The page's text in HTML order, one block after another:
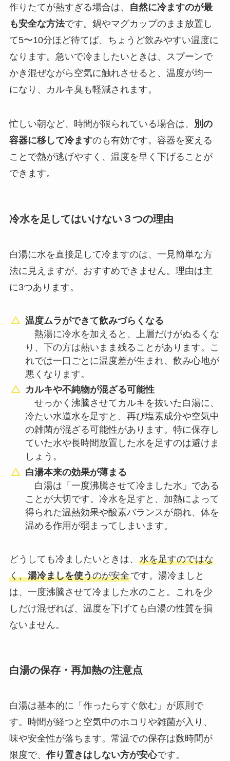
作りたてが熱すぎる場合は、
自然に冷ますのが最
も安全な方法です。鍋やマグカップのまま放置し
て5〜10分ほど待てば、ちょうど飲みやすい温度に
なります。急いで冷ましたいときは、スプーンで
かき混ぜながら空気に触れさせると、温度が均一
になり、カルキ臭も軽減されます。
忙しい朝など、時間が限られている場合は、
別の
容器に移して冷ますのも有効です。容器を変える
ことで熱が逃げやすく、温度を早く下げることが
できます。
冷水を足してはいけない３つの理由
白湯に水を直接足して冷ますのは、一見簡単な方
法に見えますが、おすすめできません。理由は主
に3つあります。
温度ムラができて飲みづらくなる
熱湯に冷水を加えると、上層だけがぬるくな
り、下の方は熱いまま残ることがあります。こ
れでは一口ごとに温度差が生まれ、飲み心地が
悪くなります。
カルキや不純物が混ざる可能性
せっかく沸騰させてカルキを抜いた白湯に、
冷たい水道水を足すと、再び塩素成分や空気中
の雑菌が混ざる可能性があります。特に保存し
ていた水や長時間放置した水を足すのは避けま
しょう。
白湯本来の効果が薄まる
白湯は「一度沸騰させて冷ました水」である
ことが大切です。冷水を足すと、加熱によって
得られた温熱効果や酸素バランスが崩れ、体を
温める作用が弱まってしまいます。
どうしても冷ましたいときは、 水を足すのではな
く、湯冷ましを使うのが安全です。湯冷ましと
は、一度沸騰させて冷ました水のこと。これを少
しだけ混ぜれば、温度を下げても白湯の性質を損
ないません。
白湯の保存・再加熱の注意点
白湯は基本的に「作ったらすぐ飲む」が原則で
す。時間が経つと空気中のホコリや雑菌が入り、
味や安全性が落ちます。常温での保存は数時間が
限度で、 作り置きはしない方が安心です。